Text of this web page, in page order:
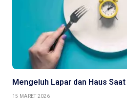
Mengeluh Lapar dan Haus
15 MARET 2026